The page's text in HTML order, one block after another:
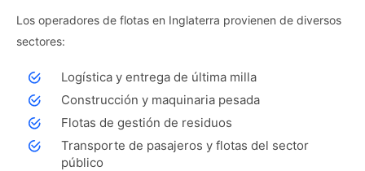
Los operadores de flotas en Inglaterra provienen de diversos
sectores:
Logística y entrega de última milla
Construcción y maquinaria pesada
Flotas de gestión de residuos
Transporte de pasajeros y flotas del sector
público